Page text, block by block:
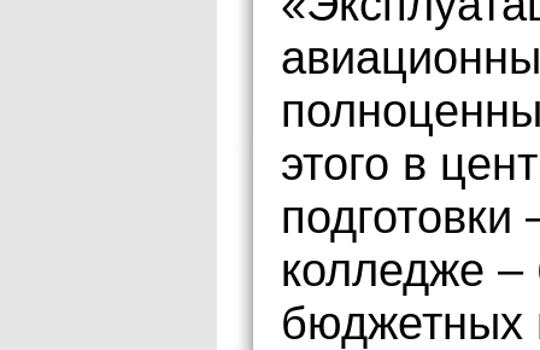
этого в
колледже –
бюджетных